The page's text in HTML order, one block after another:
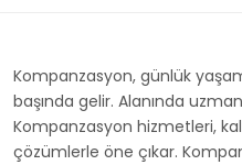
Kompanzasyon, günlük
başında gelir. Alanında
Kompanzasyon hizmetleri,
çözümlerle öne çıkar.